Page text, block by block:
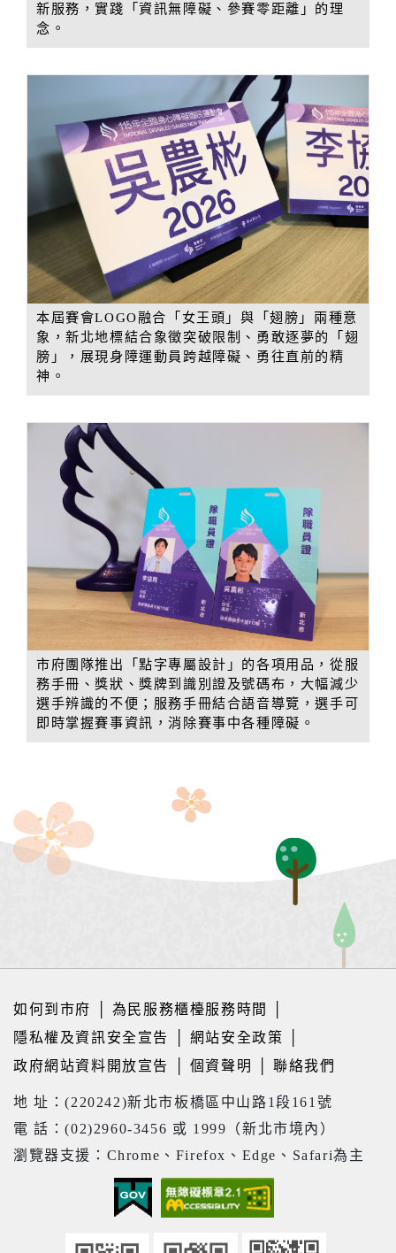
新服務，實踐「資訊無障礙、參賽零距離」的理
念。
本屆賽會LOGO融合「女王頭」與「翅膀」兩種意
象，新北地標結合象徵突破限制、勇敢逐夢的「翅
膀」，展現身障運動員跨越障礙、勇往直前的精
神。
市府團隊推出「點字專屬設計」的各項用品，從服
務手冊、獎狀、獎牌到識別證及號碼布，大幅減少
選手辨識的不便；服務手冊結合語音導覽，選手可
即時掌握賽事資訊，消除賽事中各種障礙。
如何到市府 為民服務櫃檯服務時間
隱私權及資訊安全宣告
網站安全政策
政府網站資料開放宣告
個資聲明 │聯絡我們
地 址：(220242)新北市板橋區中山路1段161號
電 話：(02)2960-3456 或 1999（新北市境內）
瀏覽器支援：Chrome、Firefox、Edge、Safari為主